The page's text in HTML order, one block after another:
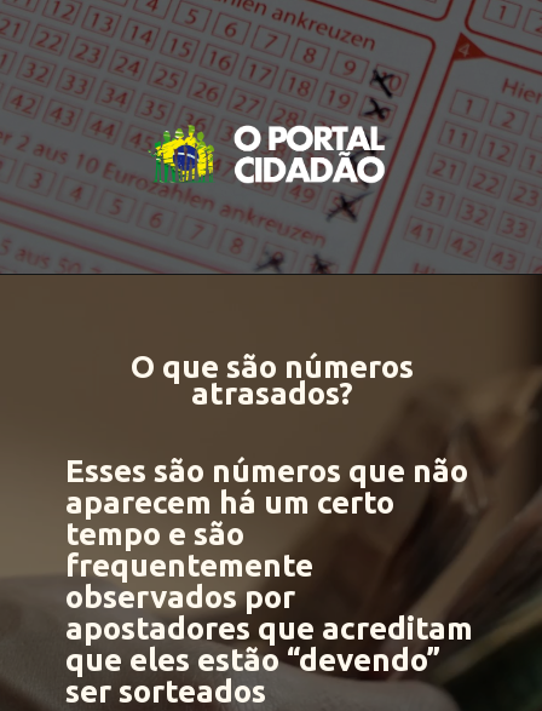
O que são números
atrasados?
Esses são números que não
aparecem há um certo
tempo e são
frequentemente
observados por
apostadores que acreditam
que eles estão “devendo”
ser sorteados